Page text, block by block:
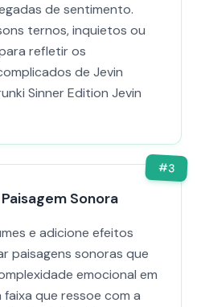
de sentimento.
ternos, inquietos ou
refletir os
de Jevin
Sinner Edition Jevin
#3
Sonora
e adicione efeitos
paisagens sonoras que
emocional em
faixa que ressoe com a